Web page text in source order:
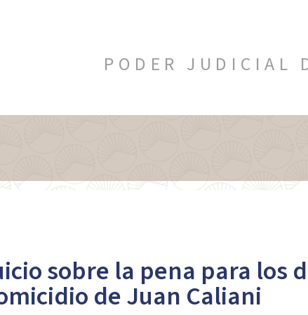
PODER JUDICIAL
sobre la pena para los
de Juan Caliani